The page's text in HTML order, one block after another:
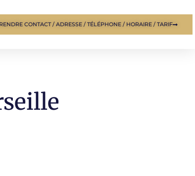
CONTACT / ADRESSE / TÉLÉPHONE / HORAIRE / TARIF